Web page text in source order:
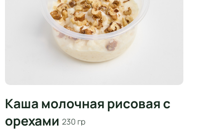
Каша молочная рисовая с
орехами 230 гр